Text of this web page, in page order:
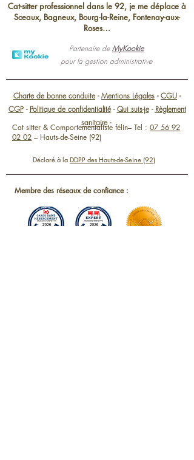
Cat-sitter professionnel dans le 92, je me déplace à
Sceaux, Bagneux, Bourg-la-Reine, Fontenay-aux-
Roses…
Partenaire deMyKookie
pour la gestion administrative
Charte de bonne conduite -Mentions Légales -CGU -
CGP- Politique de confidentialité-Qui suis-je- Règlement
sanitaire-
Cat sitter & Comportementaliste félin– Tel : 07 56 92
02 02 – Hauts-de-Seine (92)
Déclaré à la DDPP des Hauts-de-Seine (92)
Membre des réseaux de confiance :